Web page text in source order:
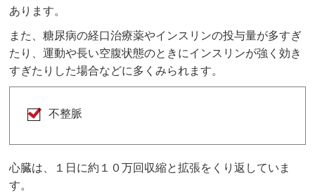
あります。
また、糖尿病の経口治療薬やインスリンの投与量が多すぎ
たり、運動や長い空腹状態のときにインスリンが強く効き
すぎたりした場合などに多くみられます。
不整脈
心臓は、１日に約１０万回収縮と拡張をくり返していま
す。